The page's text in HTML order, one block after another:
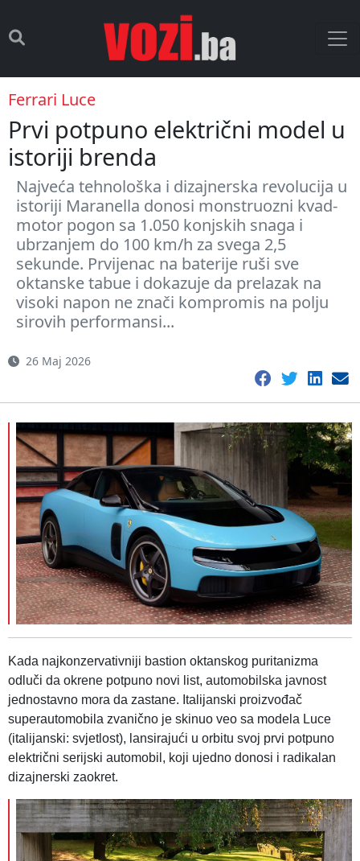
Ferrari Luce
Prvi potpuno električni model u
istoriji brenda
Najveća tehnološka i dizajnerska revolucija u
istoriji Maranella donosi monstruozni kvad-
motor pogon sa 1.050 konjskih snaga i
ubrzanjem do 100 km/h za svega 2,5
sekunde. Prvijenac na baterije ruši sve
oktanske tabue i dokazuje da prelazak na
visoki napon ne znači kompromis na polju
sirovih performansi...
26 Maj 2026
Kada najkonzervativniji bastion oktanskog puritanizma
odluči da okrene potpuno novi list, automobilska javnost
jednostavno mora da zastane. Italijanski proizvođač
superautomobila zvanično je skinuo veo sa modela Luce
(italijanski: svjetlost), lansirajući u orbitu svoj prvi potpuno
električni serijski automobil, koji ujedno donosi i radikalan
dizajnerski zaokret.